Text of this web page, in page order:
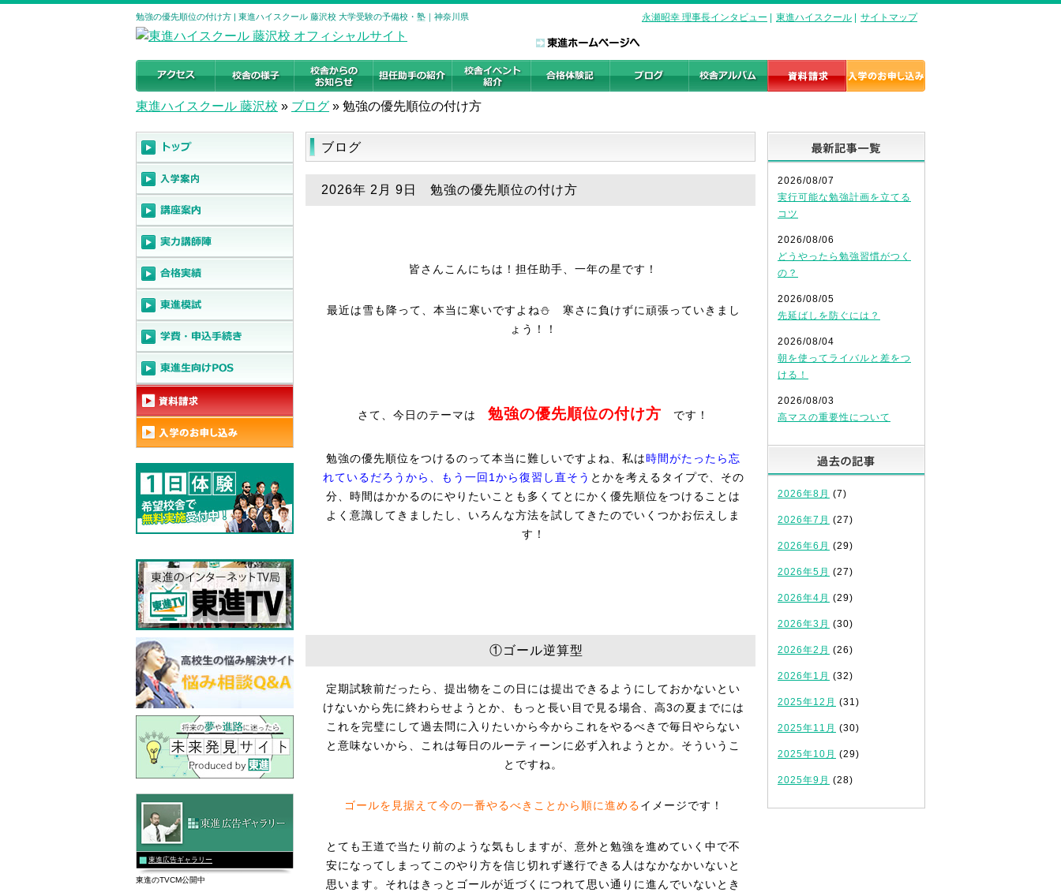
勉強の優先順位の付け方 | 東進ハイスクール 藤沢校 大学受験の予備校・塾｜神奈川県 永瀬昭幸 理事長インタビュー 東進ハイスクール サイトマップ
東進ハイスクール 藤沢校 » ブログ » 勉強の優先順位の付け方
ブログ
2026年 2月 9日 勉強の優先順位の付け方
皆さんこんにちは！担任助手、一年の星です！
最近は雪も降って、本当に寒いですよね⛄ 寒さに負けずに頑張っていきまし
ょう！！
さて、今日のテーマは 勉強の優先順位の付け方 です！
勉強の優先順位をつけるのって本当に難しいですよね、私は時間がたったら忘
れているだろうから、もう一回1から復習し直そう とかを考えるタイプで、その
分、時間はかかるのにやりたいことも多くてとにかく優先順位をつけることは
よく意識してきましたし、いろんな方法を試してきたのでいくつかお伝えしま
す！
①ゴール逆算型
定期試験前だったら、提出物をこの日には提出できるようにしておかないとい
けないから先に終わらせようとか、もっと長い目で見る場合、高3の夏までには
これを完璧にして過去問に入りたいから今からこれをやるべきで毎日やらない
と意味ないから、これは毎日のルーティーンに必ず入れようとか。そういうこ
とですね。
ゴールを見据えて今の一番やるべきことから順に進めるイメージです！
とても王道で当たり前のような気もしますが、意外と勉強を進めていく中で不
安になってしまってこのやり方を信じ切れず遂行できる人はなかなかいないと
思います。それはきっとゴールが近づくにつれて思い通りに進んでいないとき
2026/08/07
実行可能な勉強計画を立てる
コツ
2026/08/06
どうやったら勉強習慣がつく
の？
2026/08/05
先延ばしを防ぐには？
2026/08/04
朝を使ってライバルと差をつ
ける！
2026/08/03
高マスの重要性について
2026年8月 (7)
2026年7月 (27)
2026年6月 (29)
2026年5月 (27)
2026年4月 (29)
2026年3月 (30)
2026年2月 (26)
2026年1月 (32)
2025年12月 (31)
2025年11月 (30)
2025年10月 (29)
2025年9月 (28)
東進広告ギャラリー
東進のTVCM公開中